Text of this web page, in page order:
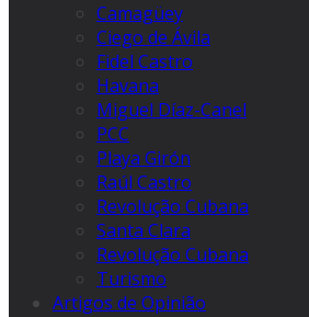
Camagüey
Ciego de Ávila
Fidel Castro
Havana
Miguel Díaz-Canel
PCC
Playa Girón
Raúl Castro
Revolução Cubana
Santa Clara
Revolução Cubana
Turismo
Artigos de Opinião